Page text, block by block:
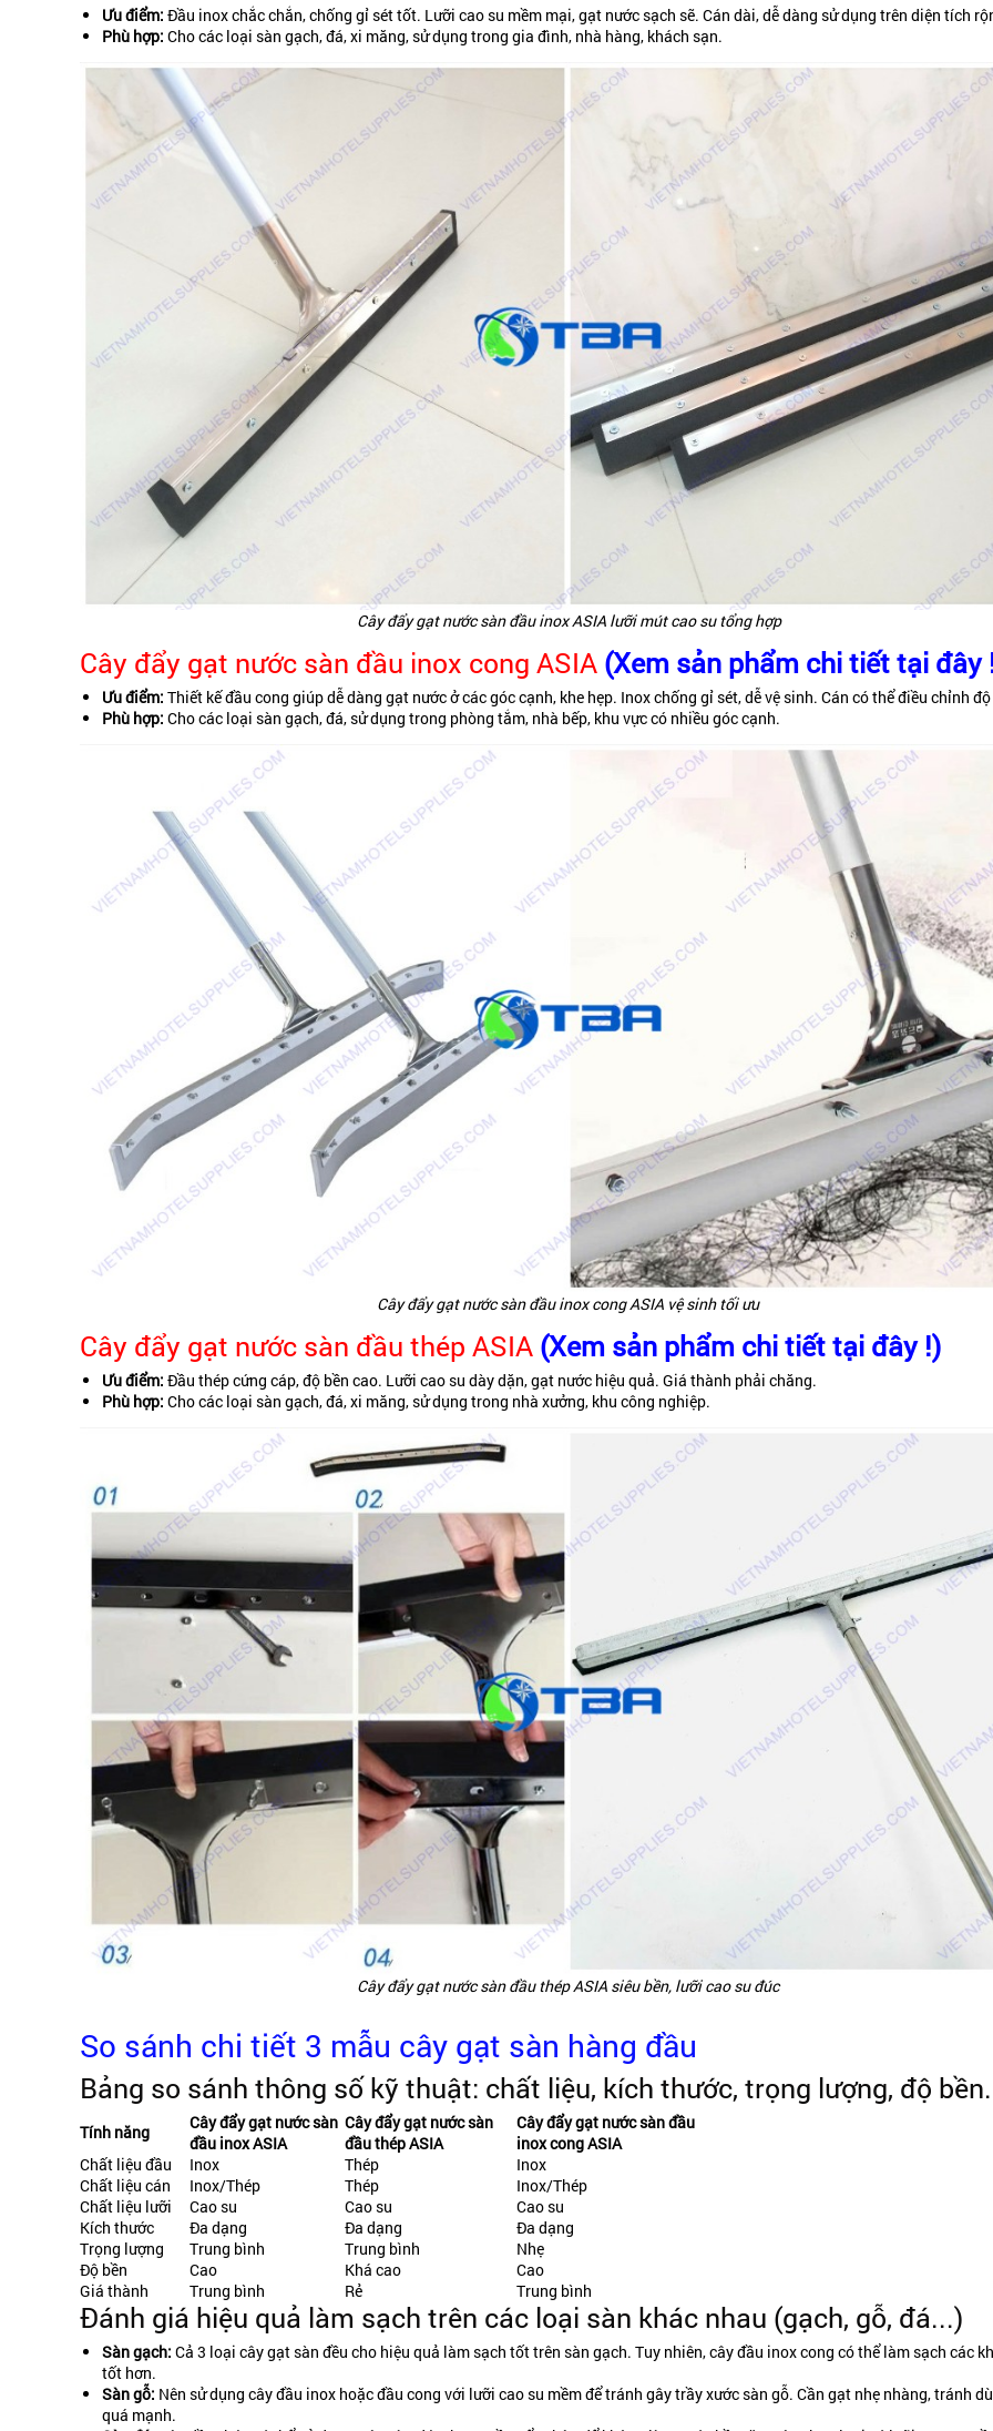
Ưu điểm: Đầu inox chắc chắn, chống gỉ sét tốt. Lưỡi cao su mềm mại, gạt nước sạch sẽ. Cán dài, dễ dàng sử dụng trên diện tích
Phù hợp: Cho các loại sàn gạch, đá, xi măng, sử dụng trong gia đình, nhà hàng, khách sạn.
Cây đẩy gạt nước sàn đầu inox ASIA lưỡi mút cao su tổng hợp
Cây đẩy gạt nước sàn đầu inox cong ASIA (Xem sản phẩm chi tiết tại đây
Ưu điểm: Thiết kế đầu cong giúp dễ dàng gạt nước ở các góc cạnh, khe hẹp. Inox chống gỉ sét, dễ vệ sinh. Cán có thể điều chỉnh
Phù hợp: Cho các loại sàn gạch, đá, sử dụng trong phòng tắm, nhà bếp, khu vực có nhiều góc cạnh.
Cây đẩy gạt nước sàn đầu inox cong ASIA vệ sinh tối ưu
Cây đẩy gạt nước sàn đầu thép ASIA (Xem sản phẩm chi tiết tại đây !)
Ưu điểm: Đầu thép cứng cáp, độ bền cao. Lưỡi cao su dày dặn, gạt nước hiệu quả. Giá thành phải chăng.
Phù hợp: Cho các loại sàn gạch, đá, xi măng, sử dụng trong nhà xưởng, khu công nghiệp.
Cây đẩy gạt nước sàn đầu thép ASIA siêu bền, lưỡi cao su đúc
So sánh chi tiết 3 mẫu cây gạt sàn hàng đầu
Bảng so sánh thông số kỹ thuật: chất liệu, kích thước, trọng lượng, độ
Tính năng
Cây đẩy gạt nước sàn
đầu inox ASIA
Cây đẩy gạt nước sàn
đầu thép ASIA
Cây đẩy gạt nước sàn đầu
inox cong ASIA
Chất liệu đầu
Inox Thép
Inox
Chất liệu cán
Inox/Thép Thép
Inox/Thép
Chất liệu lưỡi
Cao su Cao su
Cao su
Kích thước
Đa dạng Đa dạng
Đa dạng
Trọng lượng
Trung bình Trung bình
Nhẹ
Độ bền
Cao Khá cao
Cao
Giá thành
Trung bình Rẻ Trung bình
Đánh giá hiệu quả làm sạch trên các loại sàn khác nhau (gạch, gỗ, đá...)
Sàn gạch: Cả 3 loại cây gạt sàn đều cho hiệu quả làm sạch tốt trên sàn gạch. Tuy nhiên, cây đầu inox cong có thể làm sạch các
tốt hơn.
Sàn gỗ: Nên sử dụng cây đầu inox hoặc đầu cong với lưỡi cao su mềm để tránh gây trầy xước sàn gỗ. Cần gạt nhẹ nhàng, tránh
quá mạnh.